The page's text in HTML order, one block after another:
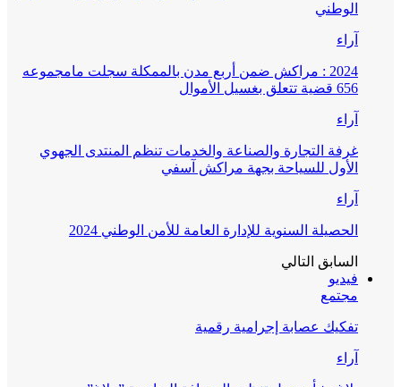
الوطني
آراء
2024 : مراكش ضمن أربع مدن بالممكلة سجلت مامجموعه
656 قضية تتعلق بغسيل الأموال
آراء
غرفة التجارة والصناعة والخدمات تنظم المنتدى الجهوي
الأول للسياحة بجهة مراكش آسفي
آراء
الحصيلة السنوية للإدارة العامة للأمن الوطني 2024
السابق التالي
فيديو
مجتمع
تفكيك عصابة إجرامية رقمية
آراء